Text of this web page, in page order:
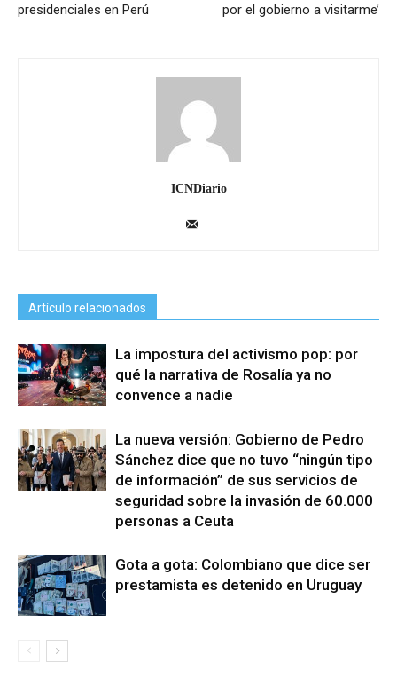
presidenciales en Perú
por el gobierno a visitarme’
ICNDiario
Artículo relacionados
La impostura del activismo pop: por
qué la narrativa de Rosalía ya no
convence a nadie
La nueva versión: Gobierno de Pedro
Sánchez dice que no tuvo “ningún tipo
de información” de sus servicios de
seguridad sobre la invasión de 60.000
personas a Ceuta
Gota a gota: Colombiano que dice ser
prestamista es detenido en Uruguay